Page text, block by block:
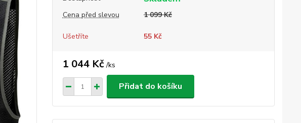
Cena před slevou 1 099 Kč
Ušetříte 55 Kč
1 044 Kč /ks
Přidat do košíku